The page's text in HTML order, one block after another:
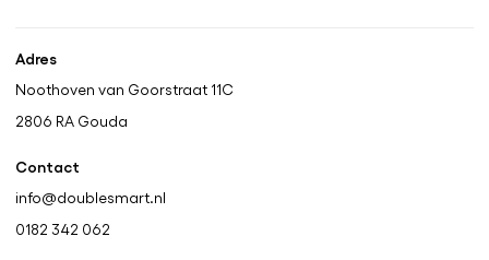
Adres
Noothoven van Goorstraat 11C
2806 RA Gouda
Contact
info@doublesmart.nl
0182 342 062